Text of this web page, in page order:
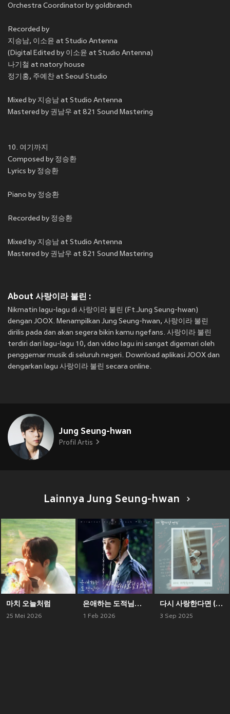
Orchestra Coordinator by goldbranch
Recorded by
지승남, 이소윤 at Studio Antenna
(Digital Edited by 이소윤 at Studio Antenna)
나기철 at natory house
정기홍, 주예찬 at Seoul Studio
Mixed by 지승남 at Studio Antenna
Mastered by 권남우 at 821 Sound Mastering
10. 여기까지
Composed by 정승환
Lyrics by 정승환
Piano by 정승환
Recorded by 정승환
Mixed by 지승남 at Studio Antenna
Mastered by 권남우 at 821 Sound Mastering
About 사랑이라 불린 :
Nikmatin lagu-lagu di 사랑이라 불린 (Ft.Jung Seung-hwan)
dengan JOOX. Menampilkan Jung Seung-hwan, 사랑이라 불린
dirilis pada dan akan segera bikin kamu ngefans. 사랑이라 불린
terdiri dari lagu-lagu 10, dan video lagu ini sangat digemari oleh
penggemar musik di seluruh negeri. Download aplikasi JOOX dan
dengarkan lagu 사랑이라 불린 secara online.
Jung Seung-hwan
Profil Artis
Lainnya Jung Seung-hwan
마치 오늘처럼
25 Mei 2026
은애하는 도적님아 OST Part 5 (To My Beloved Thief, Pt. 5 (Original Soundtrack))
1 Feb 2026
다시 사랑한다면 (첫사랑 엔딩 X 정승환)
3 Sep 2025